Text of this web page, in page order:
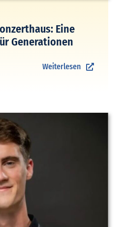
Eine
Generationen
Weiterlesen